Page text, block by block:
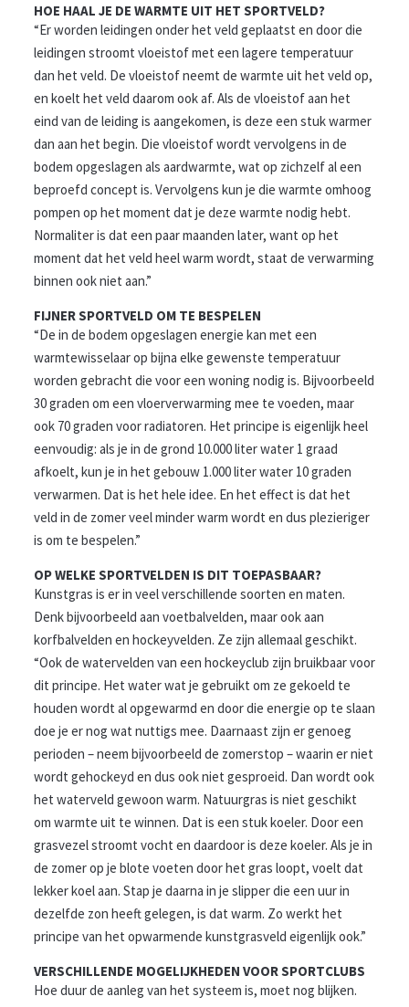
HOE HAAL JE DE WARMTE UIT HET SPORTVELD?
“Er worden leidingen onder het veld geplaatst en door die
leidingen stroomt vloeistof met een lagere temperatuur
dan het veld. De vloeistof neemt de warmte uit het veld op,
en koelt het veld daarom ook af. Als de vloeistof aan het
eind van de leiding is aangekomen, is deze een stuk warmer
dan aan het begin. Die vloeistof wordt vervolgens in de
bodem opgeslagen als aardwarmte, wat op zichzelf al een
beproefd concept is. Vervolgens kun je die warmte omhoog
pompen op het moment dat je deze warmte nodig hebt.
Normaliter is dat een paar maanden later, want op het
moment dat het veld heel warm wordt, staat de verwarming
binnen ook niet aan.”
FIJNER SPORTVELD OM TE BESPELEN
“De in de bodem opgeslagen energie kan met een
warmtewisselaar op bijna elke gewenste temperatuur
worden gebracht die voor een woning nodig is. Bijvoorbeeld
30 graden om een vloerverwarming mee te voeden, maar
ook 70 graden voor radiatoren. Het principe is eigenlijk heel
eenvoudig: als je in de grond 10.000 liter water 1 graad
afkoelt, kun je in het gebouw 1.000 liter water 10 graden
verwarmen. Dat is het hele idee. En het effect is dat het
veld in de zomer veel minder warm wordt en dus plezieriger
is om te bespelen.”
OP WELKE SPORTVELDEN IS DIT TOEPASBAAR?
Kunstgras is er in veel verschillende soorten en maten.
Denk bijvoorbeeld aan voetbalvelden, maar ook aan
korfbalvelden en hockeyvelden. Ze zijn allemaal geschikt.
“Ook de watervelden van een hockeyclub zijn bruikbaar voor
dit principe. Het water wat je gebruikt om ze gekoeld te
houden wordt al opgewarmd en door die energie op te slaan
doe je er nog wat nuttigs mee. Daarnaast zijn er genoeg
perioden – neem bijvoorbeeld de zomerstop – waarin er niet
wordt gehockeyd en dus ook niet gesproeid. Dan wordt ook
het waterveld gewoon warm. Natuurgras is niet geschikt
om warmte uit te winnen. Dat is een stuk koeler. Door een
grasvezel stroomt vocht en daardoor is deze koeler. Als je in
de zomer op je blote voeten door het gras loopt, voelt dat
lekker koel aan. Stap je daarna in je slipper die een uur in
dezelfde zon heeft gelegen, is dat warm. Zo werkt het
principe van het opwarmende kunstgrasveld eigenlijk ook.”
VERSCHILLENDE MOGELIJKHEDEN VOOR SPORTCLUBS
Hoe duur de aanleg van het systeem is, moet nog blijken.